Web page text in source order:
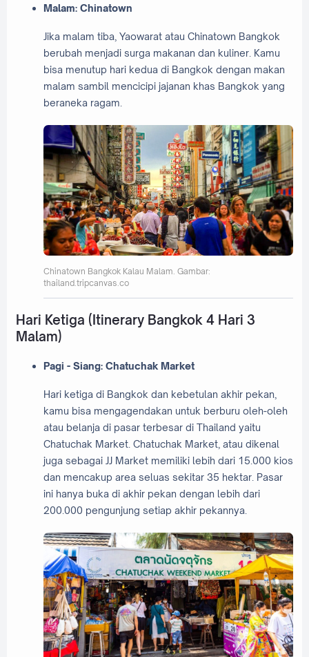
Malam: Chinatown
Jika malam tiba, Yaowarat atau Chinatown Bangkok
berubah menjadi surga makanan dan kuliner. Kamu
bisa menutup hari kedua di Bangkok dengan makan
malam sambil mencicipi jajanan khas Bangkok yang
beraneka ragam.
Chinatown Bangkok Kalau Malam. Gambar:
thailand.tripcanvas.co
Hari Ketiga (Itinerary Bangkok 4 Hari 3
Malam)
Pagi - Siang: Chatuchak Market
Hari ketiga di Bangkok dan kebetulan akhir pekan,
kamu bisa mengagendakan untuk berburu oleh-oleh
atau belanja di pasar terbesar di Thailand yaitu
Chatuchak Market. Chatuchak Market, atau dikenal
juga sebagai JJ Market memiliki lebih dari 15.000 kios
dan mencakup area seluas sekitar 35 hektar. Pasar
ini hanya buka di akhir pekan dengan lebih dari
200.000 pengunjung setiap akhir pekannya.